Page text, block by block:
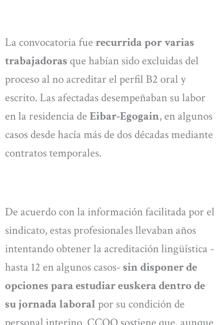
La convocatoria fue recurrida por varias
trabajadoras que habían sido excluidas del
proceso al no acreditar el perfil B2 oral y
escrito. Las afectadas desempeñaban su labor
en la residencia de Eibar-Egogain, en algunos
casos desde hacía más de dos décadas mediante
contratos temporales.
De acuerdo con la información facilitada por el
sindicato, estas profesionales llevaban años
intentando obtener la acreditación lingüística -
hasta 12 en algunos casos- sin disponer de
opciones para estudiar euskera dentro de
su jornada laboral por su condición de